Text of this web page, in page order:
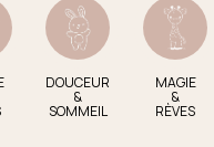
DOUCEUR
&
SOMMEIL
MAGIE
&
RÈVES